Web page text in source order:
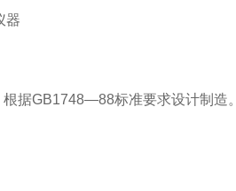
根据GB1748—88标准要求设计制造。